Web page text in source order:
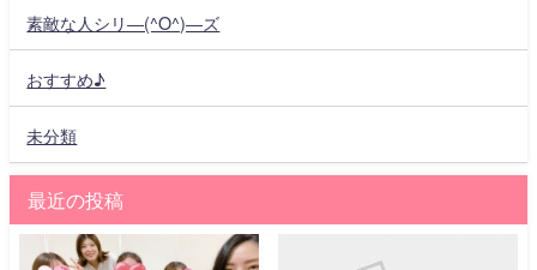
素敵な人シリ―(^O^)―ズ
おすすめ♪
未分類
最近の投稿